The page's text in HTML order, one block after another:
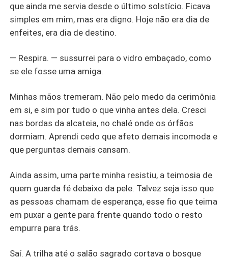
que ainda me servia desde o último solstício. Ficava
simples em mim, mas era digno. Hoje não era dia de
enfeites, era dia de destino.
— Respira. — sussurrei para o vidro embaçado, como
se ele fosse uma amiga.
Minhas mãos tremeram. Não pelo medo da cerimônia
em si, e sim por tudo o que vinha antes dela. Cresci
nas bordas da alcateia, no chalé onde os órfãos
dormiam. Aprendi cedo que afeto demais incomoda e
que perguntas demais cansam.
Ainda assim, uma parte minha resistiu, a teimosia de
quem guarda fé debaixo da pele. Talvez seja isso que
as pessoas chamam de esperança, esse fio que teima
em puxar a gente para frente quando todo o resto
empurra para trás.
Saí. A trilha até o salão sagrado cortava o bosque